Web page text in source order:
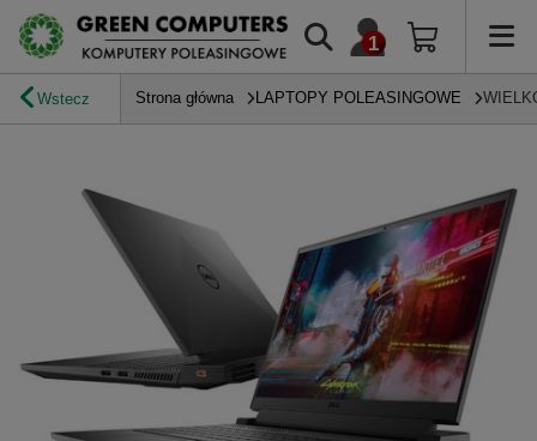
Wstecz Strona główna LAPTOPY POLEASINGOWE